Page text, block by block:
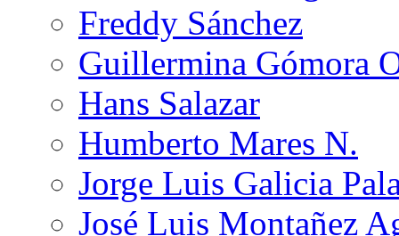
Freddy Sánchez
Guillermina Gómora
Hans Salazar
Humberto Mares N.
Jorge Luis Galicia
José Luis Montañez